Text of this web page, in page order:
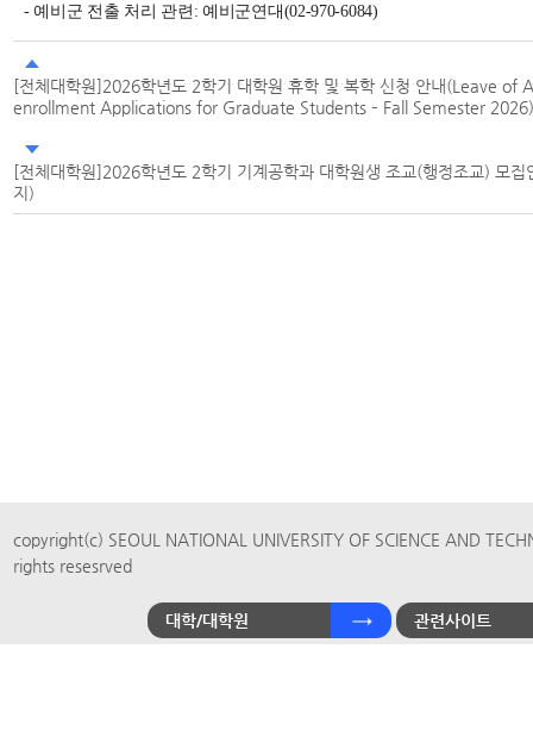
- 예비군 전출 처리 관련: 예비군연대(02-970-6084)
[전체대학원]2026학년도 2학기 대학원 휴학 및 복학 신청 안내(Leave of
enrollment Applications for Graduate Students – Fall Semester
[전체대학원]2026학년도 2학기 기계공학과 대학원생 조교(행정조교) 모
지)
copyright(c) SEOUL NATIONAL UNIVERSITY OF SCIENCE AND
rights resesrved
대학/대학원 관련사이트